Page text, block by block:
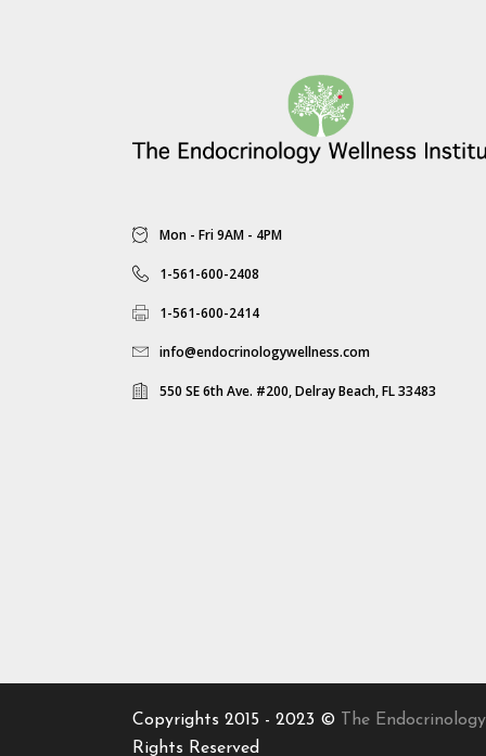
Mon - Fri 9AM - 4PM
1-561-600-2408
1-561-600-2414
info@endocrinologywellness.com
550 SE 6th Ave. #200, Delray Beach, FL 33483
Copyrights 2015 - 2023 © The
Rights Reserved